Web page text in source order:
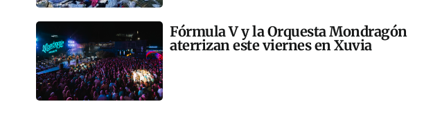
Fórmula V y la Orquesta Mondragón
aterrizan este viernes en Xuvia